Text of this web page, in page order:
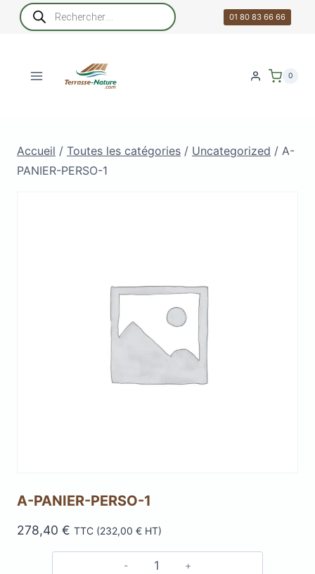
Recherche
de
produits
01 80 83 66 66
0
Accueil / Toutes les catégories / Uncategorized / A-
PANIER-PERSO-1
A-PANIER-PERSO-1
278,40 € TTC (232,00 € HT)